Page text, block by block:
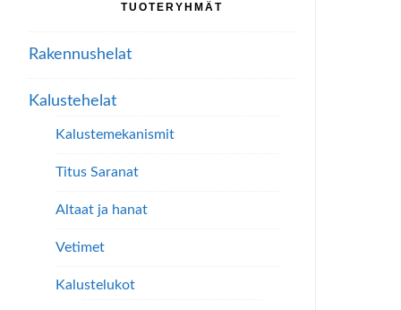
Ensisijainen
sivupalkki
TUOTERYHMÄT
Rakennushelat
Kalustehelat
Kalustemekanismit
Titus Saranat
Altaat ja hanat
Vetimet
Kalustelukot